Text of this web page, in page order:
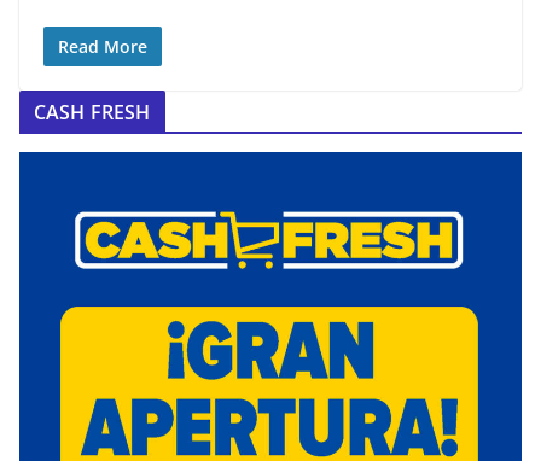
Read More
CASH FRESH